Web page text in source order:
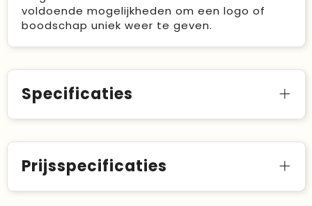
voldoende mogelijkheden om een logo of
boodschap uniek weer te geven.
Specificaties
Prijsspecificaties